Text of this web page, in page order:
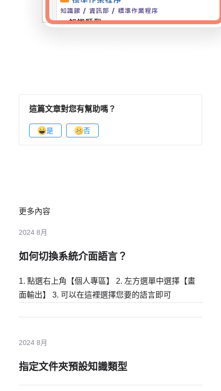
這篇文章對您有幫助嗎？
是 否
更多內容
2024 8月
如何切換系統介面語言？
1. 點選右上角【個人專區】 2. 左方選單中選擇【畫
面輸出】 3. 可以在這裡選擇您要的語言即可
2024 8月
指定文件夾預設知識類型